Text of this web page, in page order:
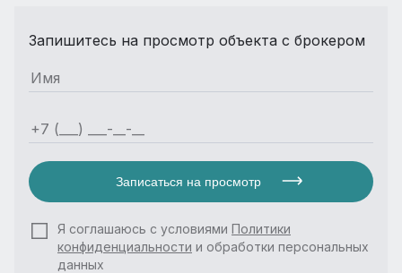
Запишитесь на просмотр объекта с брокером
Записаться на просмотр
Я соглашаюсь с условиями Политики
конфиденциальности и обработки персональных
данных